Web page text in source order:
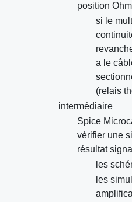
position
si le
a le
(relais
intermédiaire
Spice
vérifier une
résultat
les
les